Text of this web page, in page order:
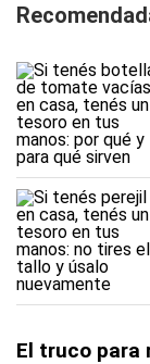
El truco para